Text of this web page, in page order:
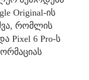
Original-ის
რომლის
Pixel 6 Pro-ს